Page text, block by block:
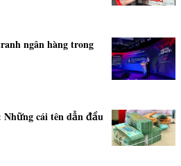
ngân hàng trong
Những cái tên dẫn đầu